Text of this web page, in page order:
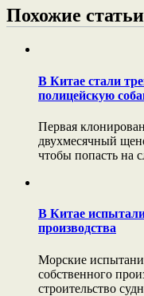
Похожие статьи
В Китае стали
полицейскую
Первая
двухмесячный
чтобы попасть на
В Китае
производства
Морские
собственного
строительство